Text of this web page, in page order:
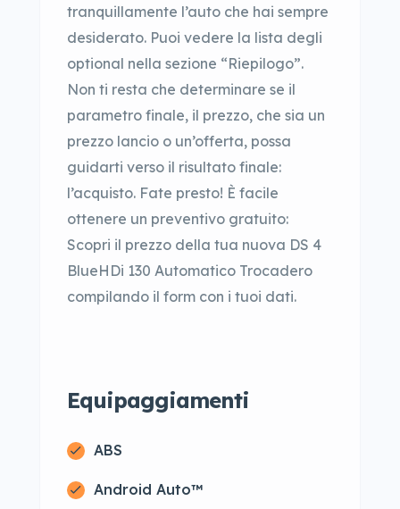
tranquillamente l’auto che hai sempre
desiderato. Puoi vedere la lista degli
optional nella sezione “Riepilogo”.
Non ti resta che determinare se il
parametro finale, il prezzo, che sia un
prezzo lancio o un’offerta, possa
guidarti verso il risultato finale:
l’acquisto. Fate presto! È facile
ottenere un preventivo gratuito:
Scopri il prezzo della tua nuova DS 4
BlueHDi 130 Automatico Trocadero
compilando il form con i tuoi dati.
Equipaggiamenti
ABS
Android Auto™